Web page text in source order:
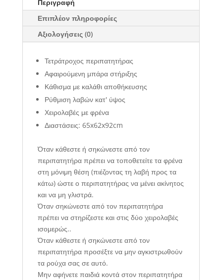
Περιγραφή
Επιπλέον πληροφορίες
Αξιολογήσεις (0)
Τετράτροχος περιπατητήρας
Αφαιρούμενη μπάρα στήριξης
Κάθισμα με καλάθι αποθήκευσης
Ρύθμιση λαβών κατ' ύψος
Χειρολαβές με φρένα
Διαστάσεις: 65x62x92cm
Όταν κάθεστε ή σηκώνεστε από τον
περιπατητήρα πρέπει να τοποθετείτε τα φρένα
στη μόνιμη θέση (πιέζοντας τη λαβή προς τα
κάτω) ώστε ο περιπατητήρας να μένει ακίνητος
και να μη γλιστρά.
Όταν σηκώνεστε από τον περιπατητήρα
πρέπει να στηρίζεστε και στις δύο χειρολαβές
ισομερώς..
Όταν κάθεστε ή σηκώνεστε από τον
περιπατητήρα προσέξτε να μην αγκιστρωθούν
τα ρούχα σας σε αυτό.
Μην αφήνετε παιδιά κοντά στον περιπατητήρα